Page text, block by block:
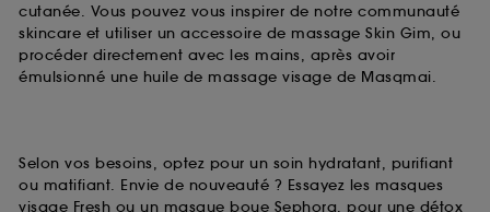
cutanée. Vous pouvez vous inspirer de notre communauté
skincare et utiliser un accessoire de massage Skin Gim, ou
procéder directement avec les mains, après avoir
émulsionné une huile de massage visage de Masqmai.
Selon vos besoins, optez pour un soin hydratant, purifiant
ou matifiant. Envie de nouveauté ? Essayez les masques
visage Fresh ou un masque boue Sephora, pour une détox